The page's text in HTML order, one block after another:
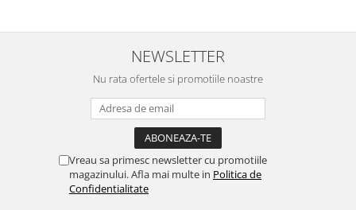
NEWSLETTER
Nu rata ofertele si promotiile noastre
Vreau sa primesc newsletter cu promotiile
magazinului. Afla mai multe in Politica de
Confidentialitate